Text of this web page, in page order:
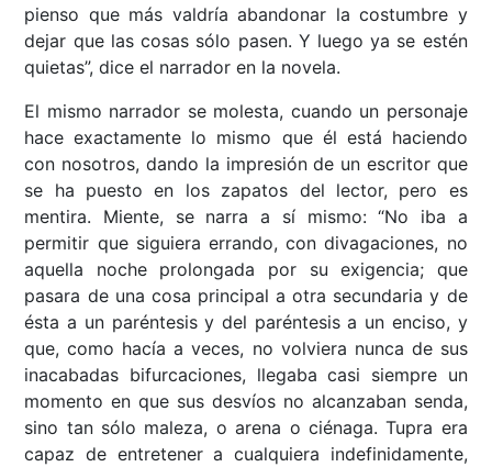
pienso que más valdría abandonar la costumbre y
dejar que las cosas sólo pasen. Y luego ya se estén
quietas”, dice el narrador en la novela.
El mismo narrador se molesta, cuando un personaje
hace exactamente lo mismo que él está haciendo
con nosotros, dando la impresión de un escritor que
se ha puesto en los zapatos del lector, pero es
mentira. Miente, se narra a sí mismo: “No iba a
permitir que siguiera errando, con divagaciones, no
aquella noche prolongada por su exigencia; que
pasara de una cosa principal a otra secundaria y de
ésta a un paréntesis y del paréntesis a un enciso, y
que, como hacía a veces, no volviera nunca de sus
inacabadas bifurcaciones, llegaba casi siempre un
momento en que sus desvíos no alcanzaban senda,
sino tan sólo maleza, o arena o ciénaga. Tupra era
capaz de entretener a cualquiera indefinidamente,